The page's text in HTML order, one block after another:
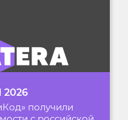
получили